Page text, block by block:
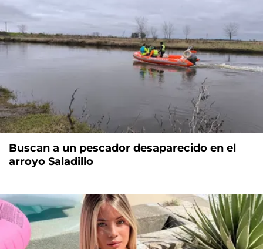
Buscan a un pescador desaparecido en el
arroyo Saladillo